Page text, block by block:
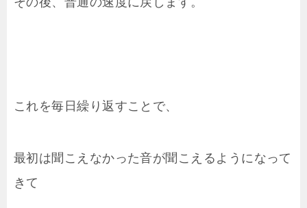
これを毎日繰り返すことで、
最初は聞こえなかった音が聞こえるようになって
きて